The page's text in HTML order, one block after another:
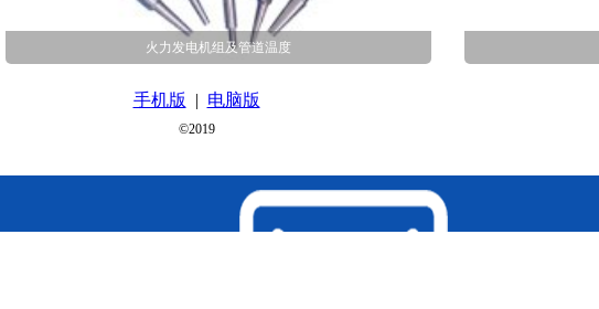
火力发电机组及管道温度
手机版 | 电脑版
©2019